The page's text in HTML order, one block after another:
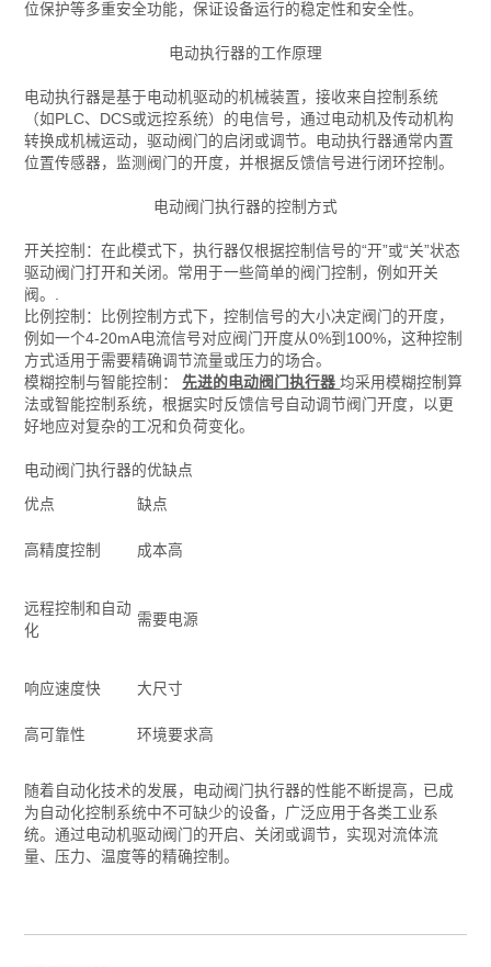
位保护等多重安全功能，保证设备运行的稳定性和安全性。
电动执行器的工作原理
电动执行器是基于电动机驱动的机械装置，接收来自控制系统
（如PLC、DCS或远控系统）的电信号，通过电动机及传动机构
转换成机械运动，驱动阀门的启闭或调节。电动执行器通常内置
位置传感器，监测阀门的开度，并根据反馈信号进行闭环控制。
电动阀门执行器的控制方式
开关控制：在此模式下，执行器仅根据控制信号的“开”或“关”状态
驱动阀门打开和关闭。常用于一些简单的阀门控制，例如开关
阀。.
比例控制：比例控制方式下，控制信号的大小决定阀门的开度，
例如一个4-20mA电流信号对应阀门开度从0%到100%，这种控制
方式适用于需要精确调节流量或压力的场合。
模糊控制与智能控制：先进的电动阀门执行器均采用模糊控制算
法或智能控制系统，根据实时反馈信号自动调节阀门开度，以更
好地应对复杂的工况和负荷变化。
电动阀门执行器的优缺点
优点 缺点
高精度控制 成本高
远程控制和自动
化
需要电源
响应速度快 大尺寸
高可靠性 环境要求高
随着自动化技术的发展，电动阀门执行器的性能不断提高，已成
为自动化控制系统中不可缺少的设备，广泛应用于各类工业系
统。通过电动机驱动阀门的开启、关闭或调节，实现对流体流
量、压力、温度等的精确控制。